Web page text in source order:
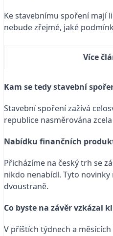
Ke stavebnímu spoření mají
nebude zřejmé, jaké
Více
Kam se tedy stavební
Stavební spoření zažívá
republice nasměrována
Nabídku finančních
Přicházíme na český trh se
nikdo nenabídl. Tyto
dvoustraně.
Co byste na závěr vzkázal
V příštích týdnech a